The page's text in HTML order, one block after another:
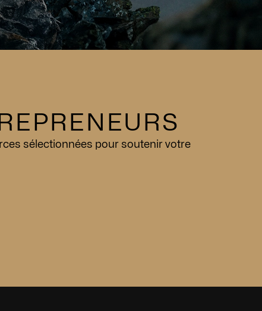
sélectionnées pour soutenir votre